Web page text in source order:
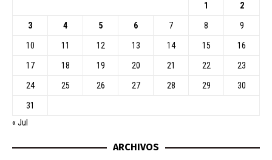
1 2
3 4 5 6 7 8 9
10 11 12 13 14 15 16
17 18 19 20 21 22 23
24 25 26 27 28 29 30
31
« Jul
ARCHIVOS